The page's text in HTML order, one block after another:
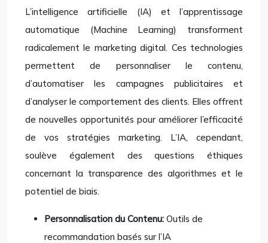
L’intelligence artificielle (IA) et l’apprentissage
automatique (Machine Learning) transforment
radicalement le marketing digital. Ces technologies
permettent de personnaliser le contenu,
d’automatiser les campagnes publicitaires et
d’analyser le comportement des clients. Elles offrent
de nouvelles opportunités pour améliorer l’efficacité
de vos stratégies marketing. L’IA, cependant,
soulève également des questions éthiques
concernant la transparence des algorithmes et le
potentiel de biais.
Personnalisation du Contenu: Outils de
recommandation basés sur l’IA